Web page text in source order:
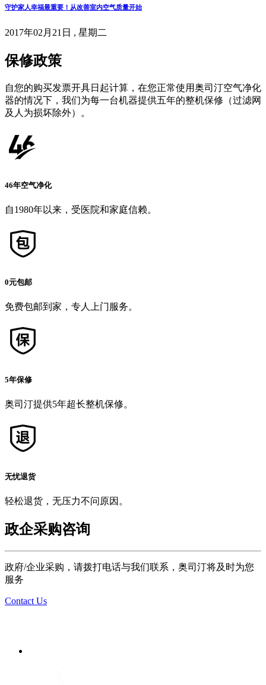
守护家人幸福最重要！从改善室内空气质量开始
2017年02月21日 , 星期二
保修政策
自您的购买发票开具日起计算，在您正常使用奥司汀空气净化
器的情况下，我们为每一台机器提供五年的整机保修（过滤网
及人为损坏除外）。
46年空气净化
自1980年以来，受医院和家庭信赖。
0元包邮
免费包邮到家，专人上门服务。
5年保修
奥司汀提供5年超长整机保修。
无忧退货
轻松退货，无压力不问原因。
政企采购咨询
政府/企业采购，请拨打电话与我们联系，奥司汀将及时为您
服务
Contact Us